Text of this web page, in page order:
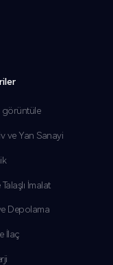
görüntüle
ve Yan Sanayi
İmalat
Depolama
İlaç